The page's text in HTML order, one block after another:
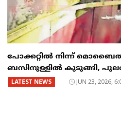
പോക്കറ്റിൽ നിന്ന്
ബസിനുള്ളിൽ കുടുങ്ങി,
LATEST NEWS JUN 23, 2026,